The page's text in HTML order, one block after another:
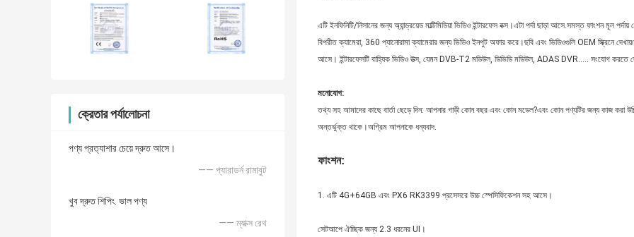
ক্রেতার পর্যালোচনা
পণ্য প্রত্যাশার চেয়ে দ্রুত আসে।
—— প্যারাডর্ন রামাবুট
খুব দ্রুত শিপিং. ভাল পণ্য
—— ম্যাক্স রেথ
এটি ইনফিনিটি/নিসানের জন্য অ্যান্ড্রয়েড মাল্টিমিডিয়া ভিডিও ইন্টারফেস বক্স।এটা পর্দা ছাড়া আসে.সমস্ত ফাংশন মূল
বিপরীত ক্যামেরা, 360 প্যানোরামা ক্যামেরার জন্য ভিডিও ইনপুট অফার করে।ছবি এবং ভিডিওগুলি OEM স্ক্রিনে
আসে। ইন্টারফেসটি বাহ্যিক ভিডিও উত্স, যেমন DVB-T2 মডিউল, ডিভিডি মডিউল, ADAS DVR..... সংযোগ করতে
মনোযোগ:
তথ্য সহ আমাদের কাছে বার্তা ছেড়ে দিন: আপনার গাড়ী কোন বছর এবং কোন মডেল?এবং কোন পণ্যটির জন্য কাজ করা
অন্তর্ভুক্ত থাকে।অগ্রিম আপনাকে ধন্যবাদ.
ফাংশন:
1. এটি 4G+64GB এবং PX6 RK3399 প্রসেসরে উচ্চ স্পেসিফিকেশন সহ আসে।
সেটআপে ঐচ্ছিক জন্য 2.3 ধরনের UI।